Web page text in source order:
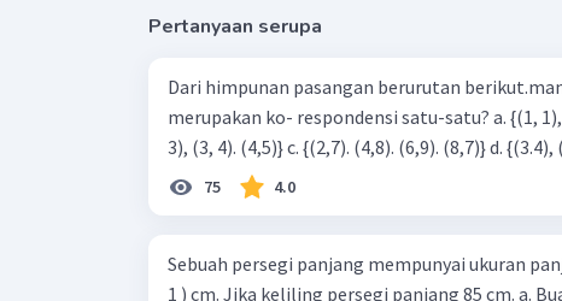
Pertanyaan serupa
Dari himpunan pasangan berurutan
merupakan ko- respondensi satu-satu? a. {(1, 1), (2, 2), (3, 3), (4,4)} b. {(1, 2), (2,
3), (3, 4). (4,5)} c.
75 4.0
Sebuah persegi panjang mempunyai ukuran
1 ) cm. Jika keliling persegi panjang 85 cm. a.